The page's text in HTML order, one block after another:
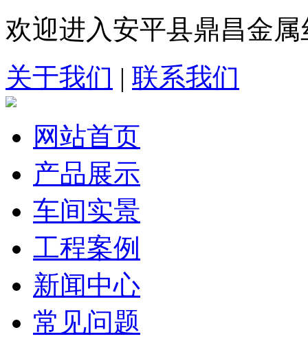
欢迎进入安平县鼎昌金
关于我们 | 联系我们
网站首页
产品展示
车间实景
工程案例
新闻中心
常见问题